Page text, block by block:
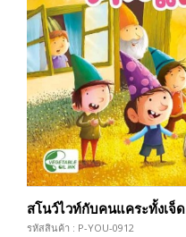
สโนว์ไวท์กับคนแคระทั้งเจ็ด
รหัสสินค้า : P-YOU-0912